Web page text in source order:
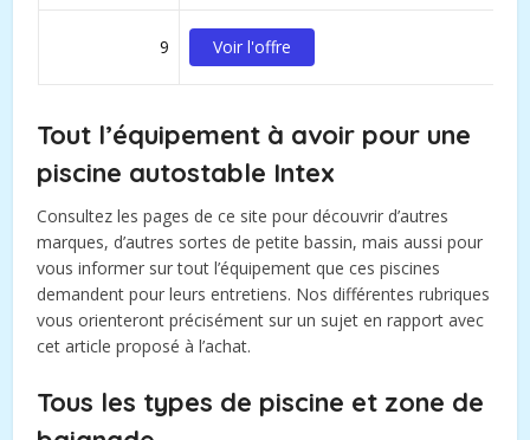
9 Voir l'offre
Tout l’équipement à avoir pour une
piscine autostable Intex
Consultez les pages de ce site pour découvrir d’autres
marques, d’autres sortes de petite bassin, mais aussi pour
vous informer sur tout l’équipement que ces piscines
demandent pour leurs entretiens. Nos différentes rubriques
vous orienteront précisément sur un sujet en rapport avec
cet article proposé à l’achat.
Tous les types de piscine et zone de